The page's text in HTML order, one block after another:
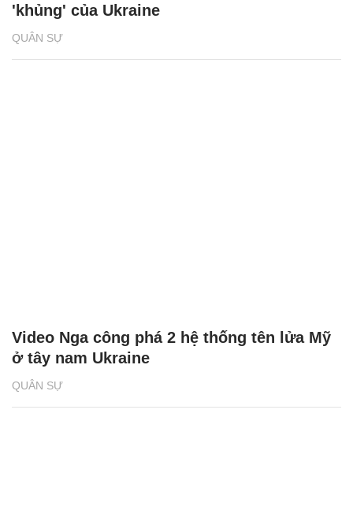
QUÂN SỰ
'khủng' của Ukraine
QUÂN SỰ
Video Nga công phá 2 hệ thống tên lửa Mỹ
ở tây nam Ukraine